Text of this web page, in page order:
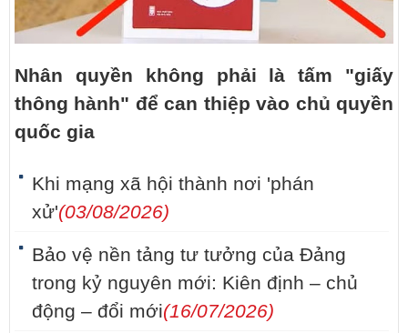
Nhân quyền không phải là tấm "giấy
thông hành" để can thiệp vào chủ quyền
quốc gia
Khi mạng xã hội thành nơi 'phán
xử'(03/08/2026)
Bảo vệ nền tảng tư tưởng của Đảng
trong kỷ nguyên mới: Kiên định – chủ
động – đổi mới(16/07/2026)